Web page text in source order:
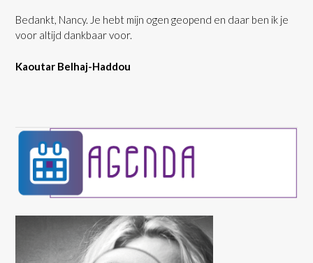
Bedankt, Nancy. Je hebt mijn ogen geopend en daar ben ik je
voor altijd dankbaar voor.
Kaoutar Belhaj-Haddou